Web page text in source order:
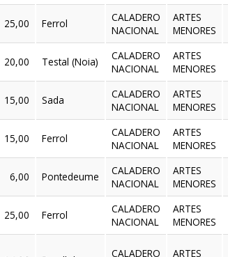
25,00 Ferrol
CALADERO
NACIONAL
ARTES
MENORES
20,00 Testal (Noia)
CALADERO
NACIONAL
ARTES
MENORES
15,00 Sada
CALADERO
NACIONAL
ARTES
MENORES
15,00 Ferrol
CALADERO
NACIONAL
ARTES
MENORES
6,00 Pontedeume
CALADERO
NACIONAL
ARTES
MENORES
25,00 Ferrol
CALADERO
NACIONAL
ARTES
MENORES
CALADERO
ARTES